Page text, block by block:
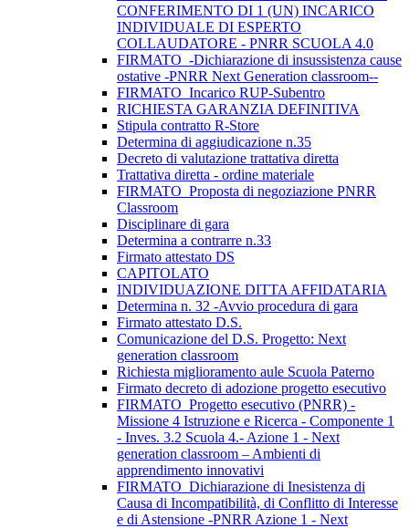
CONFERIMENTO DI 1 (UN) INCARICO
INDIVIDUALE DI ESPERTO
COLLAUDATORE - PNRR SCUOLA 4.0
FIRMATO_-Dichiarazione di insussistenza cause
ostative -PNRR Next Generation classroom--
FIRMATO_Incarico RUP-Subentro
RICHIESTA GARANZIA DEFINITIVA
Stipula contratto R-Store
Determina di aggiudicazione n.35
Decreto di valutazione trattativa diretta
Trattativa diretta - ordine materiale
FIRMATO_Proposta di negoziazione PNRR
Classroom
Disciplinare di gara
Determina a contrarre n.33
Firmato attestato DS
CAPITOLATO
INDIVIDUAZIONE DITTA AFFIDATARIA
Determina n. 32 -Avvio procedura di gara
Firmato attestato D.S.
Comunicazione del D.S. Progetto: Next
generation classroom
Richiesta miglioramento aule Scuola Paterno
Firmato decreto di adozione progetto esecutivo
FIRMATO_Progetto esecutivo (PNRR) -
Missione 4 Istruzione e Ricerca - Componente 1
- Inves. 3.2 Scuola 4.- Azione 1 - Next
generation classroom – Ambienti di
apprendimento innovativi
FIRMATO_Dichiarazione di Inesistenza di
Causa di Incompatibilità, di Conflitto di Interesse
e di Astensione -PNRR Azione 1 - Next